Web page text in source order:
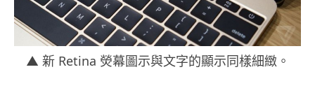
▲ 新 Retina 熒幕圖示與文字的顯示同樣細緻。